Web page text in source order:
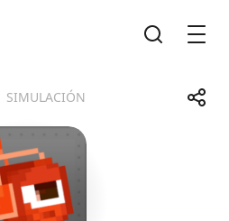
SIMULACIÓN
Telegram